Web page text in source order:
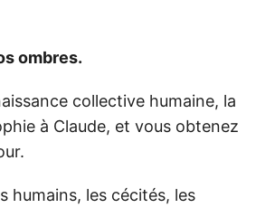
ombres.
collective humaine, la
à Claude, et vous obtenez
humains, les cécités, les